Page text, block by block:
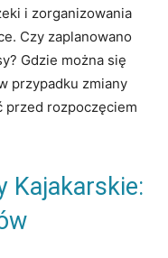
i zorganizowania
Czy zaplanowano
Gdzie można się
przypadku zmiany
przed rozpoczęciem
Kajakarskie: